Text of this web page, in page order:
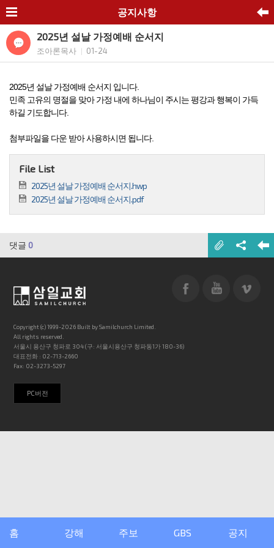
공지사항
2025년 설날 가정예배 순서지
조아론목사 01-24
2025년 설날 가정예배 순서지 입니다.
민족 고유의 명절을 맞아 가정 내에 하나님이 주시는 평강과 행복이 가득
하길 기도합니다.
첨부파일을 다운 받아 사용하시면 됩니다.
File List
2025년 설날 가정예배 순서지.hwp
2025년 설날 가정예배 순서지.pdf
댓글 0
홈 강해 주보 GBS 공지
Copyright (c) 1999-2026 Built by Samilchurch Limited.
All rights reserved.
서울시 용산구 청파로 304 (구: 서울시용산구 청파동1가 180-36)
대표전화 : 02-713-2660
Fax: 02-3273-5297
PC버전